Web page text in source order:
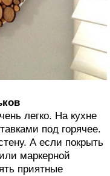
легко. На кухне
под горячее.
А если покрыть
маркерной
приятные